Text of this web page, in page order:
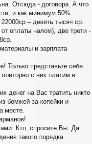
Отсюда - договора. А что
и как минимум 50%
– девять тысяч ср.
оплаты налом), две трети -
и зарплата
Только представьте себе.
с них платим в
денег на Вас тратить никто
бомжей за копейки и
месте.
Кто, спросите Вы. Да
такого порядка